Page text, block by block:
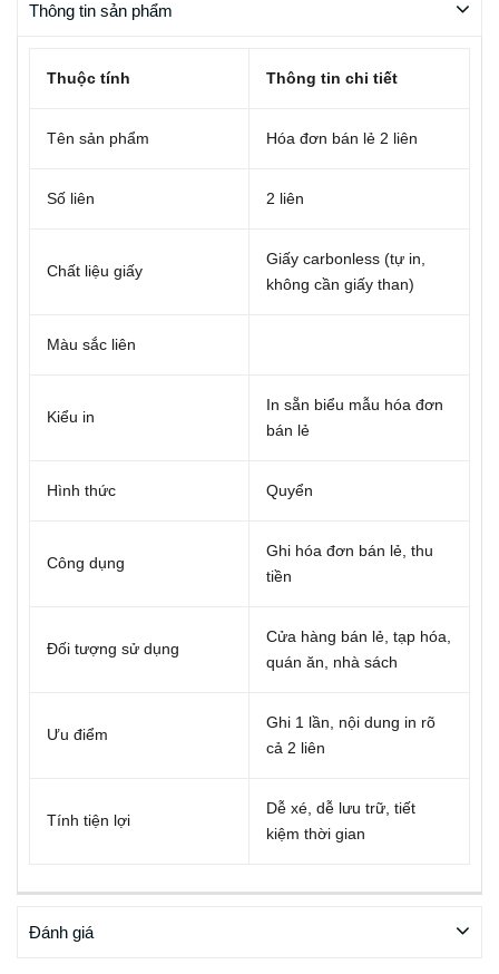
Thông tin sản phẩm
Thuộc tính Thông tin chi tiết
Tên sản phẩm Hóa đơn bán lẻ 2 liên
Số liên 2 liên
Chất liệu giấy
Giấy carbonless (tự in,
không cần giấy than)
Màu sắc liên
Kiểu in
In sẵn biểu mẫu hóa đơn
bán lẻ
Hình thức Quyển
Công dụng
Ghi hóa đơn bán lẻ, thu
tiền
Đối tượng sử dụng
Cửa hàng bán lẻ, tạp hóa,
quán ăn, nhà sách
Ưu điểm
Ghi 1 lần, nội dung in rõ
cả 2 liên
Tính tiện lợi
Dễ xé, dễ lưu trữ, tiết
kiệm thời gian
Đánh giá